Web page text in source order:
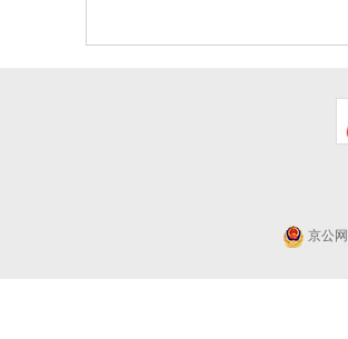
京公